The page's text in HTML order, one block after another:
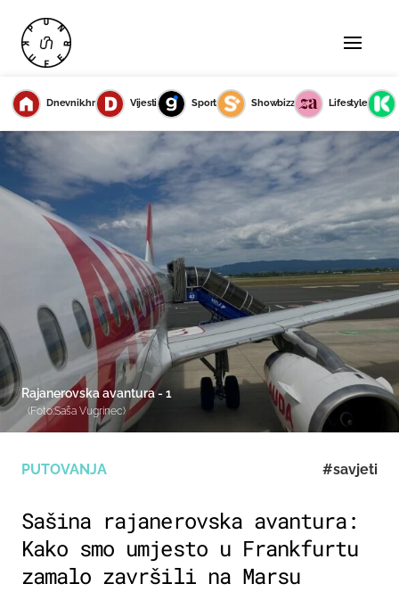
Dnevnik.hr Vijesti Sport Showbizz Lifestyle
PUTOVANJA #savjeti
Sašina rajanerovska avantura:
Kako smo umjesto u Frankfurtu
zamalo završili na Marsu
Rajanerovska avantura - 1
(Foto:Saša Vugrinec)